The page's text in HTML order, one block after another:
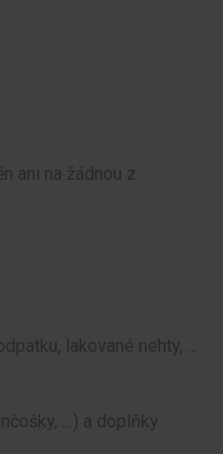
ani na žádnou z
lakované nehty, ...
…) a doplňky